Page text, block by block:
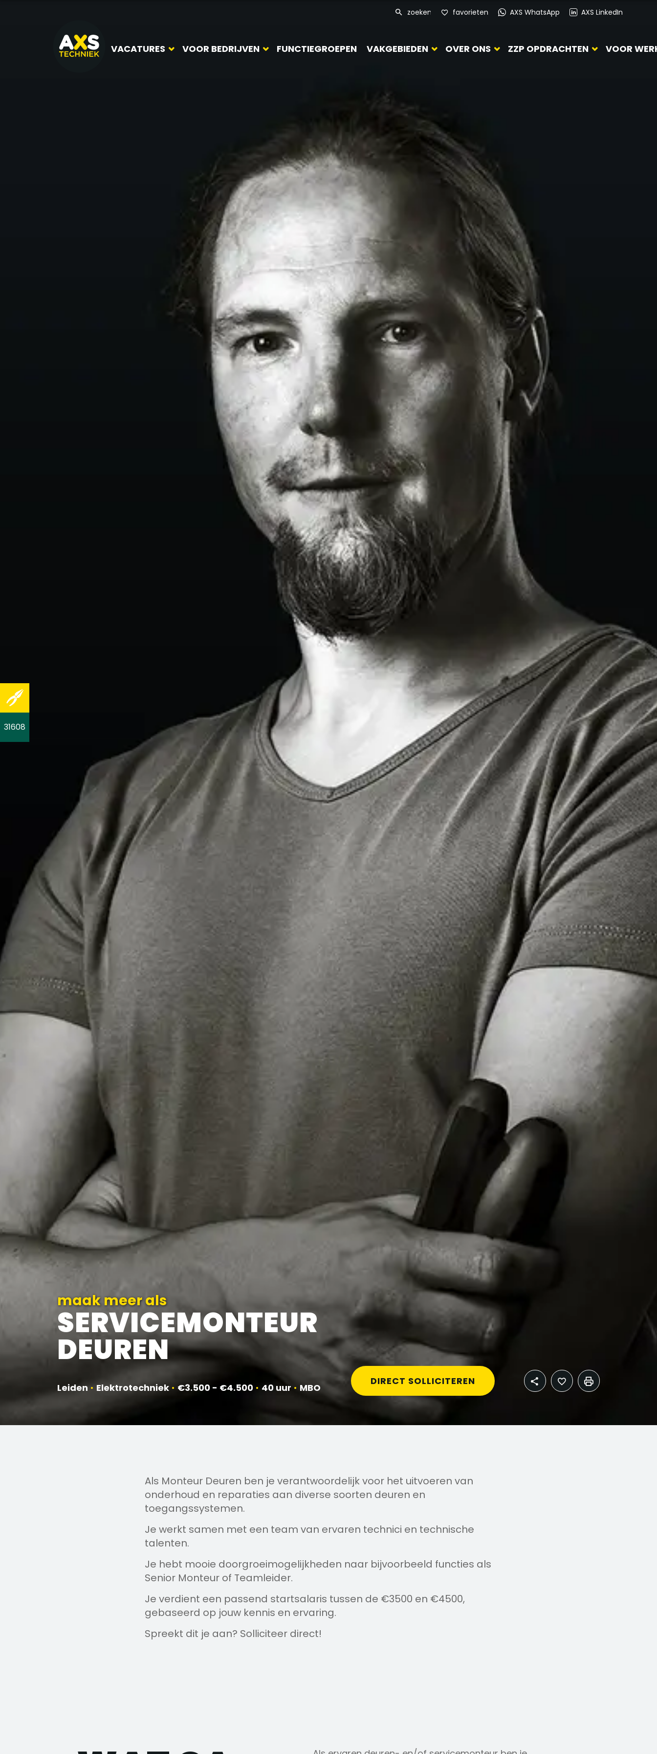
favorieten AXS WhatsApp AXS LinkedIn
VACATURES VOOR BEDRIJVEN FUNCTIEGROEPEN VAKGEBIEDEN OVER ONS ZZP OPDRACHTEN VOOR
maak meer als
SERVICEMONTEUR
DEUREN
Leiden • Elektrotechniek • €3.500 - €4.500 • 40 uur • MBO
31608
DIRECT SOLLICITEREN
Als Monteur Deuren ben je verantwoordelijk voor het uitvoeren van
onderhoud en reparaties aan diverse soorten deuren en
toegangssystemen.
Je werkt samen met een team van ervaren technici en technische
talenten.
Je hebt mooie doorgroeimogelijkheden naar bijvoorbeeld functies als
Senior Monteur of Teamleider.
Je verdient een passend startsalaris tussen de €3500 en €4500,
gebaseerd op jouw kennis en ervaring.
Spreekt dit je aan? Solliciteer direct!